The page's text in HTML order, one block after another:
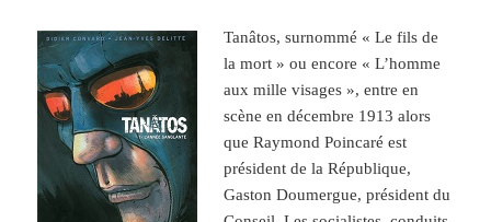
Tanâtos, surnommé « Le fils de
la mort » ou encore « L’homme
aux mille visages », entre en
scène en décembre 1913 alors
que Raymond Poincaré est
président de la République,
Gaston Doumergue, président du